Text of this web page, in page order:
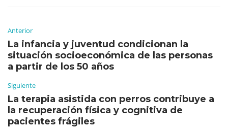
Anterior
La infancia y juventud condicionan la
situación socioeconómica de las personas
a partir de los 50 años
Siguiente
La terapia asistida con perros contribuye a
la recuperación física y cognitiva de
pacientes frágiles